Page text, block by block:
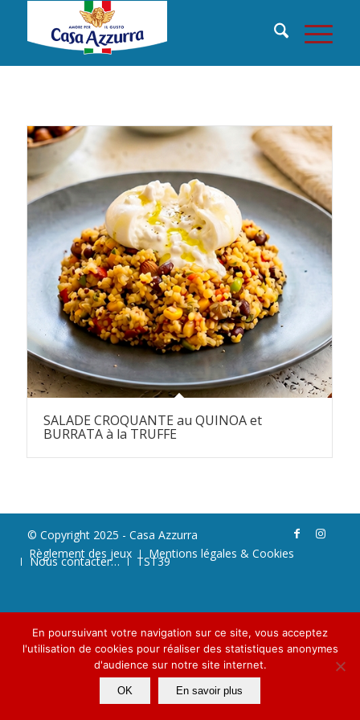
SALADE CROQUANTE au QUINOA et
BURRATA à la TRUFFE
© Copyright 2025 - Casa Azzurra
Règlement des jeux
Mentions légales & Cookies
Nous contacter… TST39
En poursuivant votre navigation sur ce site, vous acceptez
l'utilisation de cookies pour réaliser des statistiques anonymes
d'audience sur notre site internet.
OK En savoir plus